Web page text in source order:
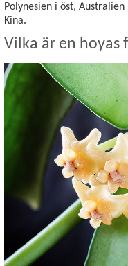
Polynesien i öst,
Kina.
Vilka är en hoyas